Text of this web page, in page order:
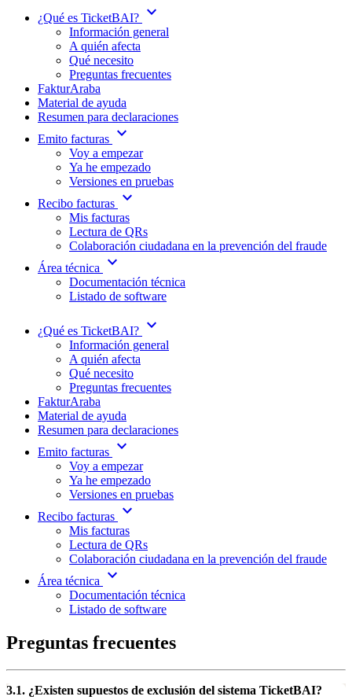
¿Qué es TicketBAI? expand_more
Información general
A quién afecta
Qué necesito
Preguntas frecuentes
FakturAraba
Material de ayuda
Resumen para declaraciones
Emito facturas expand_more
Voy a empezar
Ya he empezado
Versiones en pruebas
Recibo facturas expand_more
Mis facturas
Lectura de QRs
Colaboración ciudadana en la prevención del fraude
Área técnica
expand_more
Documentación técnica
Listado de software
¿Qué es TicketBAI? expand_more
Información general
A quién afecta
Qué necesito
Preguntas frecuentes
FakturAraba
Material de ayuda
Resumen para declaraciones
Emito facturas expand_more
Voy a empezar
Ya he empezado
Versiones en pruebas
Recibo facturas expand_more
Mis facturas
Lectura de QRs
Colaboración ciudadana en la prevención del fraude
Área técnica
expand_more
Documentación técnica
Listado de software
Preguntas frecuentes
3.1. ¿Existen supuestos de exclusión del sistema TicketBAI?